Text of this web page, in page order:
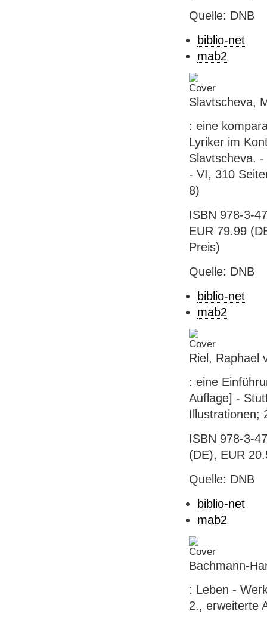
Quelle: DNB
biblio-net
mab2
Slavtscheva,
: eine
Lyriker im
Slavtscheva.
- VI, 310
8)
ISBN 978-3-
EUR 79.99
Preis)
Quelle: DNB
biblio-net
mab2
Riel, Raphael
: eine
Auflage] -
Illustrationen;
ISBN 978-3-
(DE), EUR
Quelle: DNB
biblio-net
mab2
Bachmann-
: Leben -
2., erweiterte